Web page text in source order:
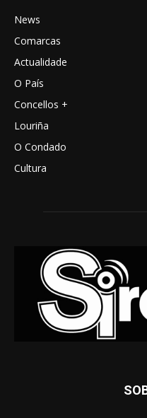
News
Comarcas
Actualidade
O País
Concellos +
Louriña
O Condado
Cultura